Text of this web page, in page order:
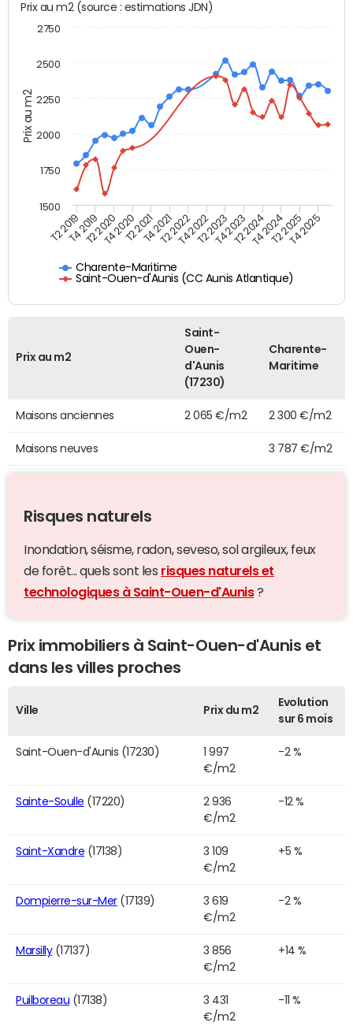
Prix au m2
Prix au m2 (source : estimations JDN)
Charente-Maritime
Saint-Ouen-d'Aunis (CC Aunis Atlantique)
T2 2019T4 2019T2 2020T4 2020T2 2021T4 2021T2 2022T4 2022T2 2023T4 2023T2 2024T4 2024T2 2025T4 2025
1500
1750
2000
2250
2500
2750
Prix au m2
Saint-
Ouen-
d'Aunis
(17230)
Charente-
Maritime
Maisons anciennes 2 065 €/m2 2 300 €/m2
Maisons neuves 3 787 €/m2
Risques naturels
Inondation, séisme, radon, seveso, sol argileux, feux
de forêt... quels sont les risques naturels et
technologiques à Saint-Ouen-d'Aunis?
Prix immobiliers à Saint-Ouen-d'Aunis et
dans les villes proches
Ville Prix du m2
Evolution
sur 6 mois
Saint-Ouen-d'Aunis (17230)
1 997
€/m2
-2 %
Sainte-Soulle (17220)
2 936
€/m2
-12 %
Saint-Xandre (17138)
3 109
€/m2
+5 %
Dompierre-sur-Mer(17139)
3 619
€/m2
-2 %
Marsilly(17137)
3 856
€/m2
+14 %
Puilboreau (17138)
3 431
€/m2
-11 %